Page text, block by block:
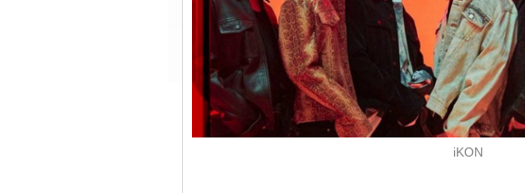
iKON